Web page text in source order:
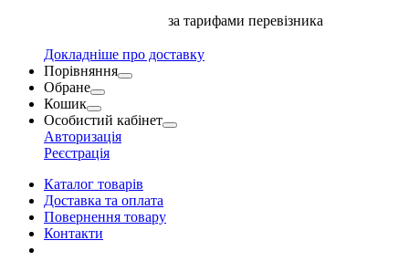
за тарифами перевізника
Докладніше про доставку
Порівняння
Обране
Кошик
Особистий кабінет
Авторизація
Реєстрація
Каталог товарів
Доставка та оплата
Повернення товару
Контакти